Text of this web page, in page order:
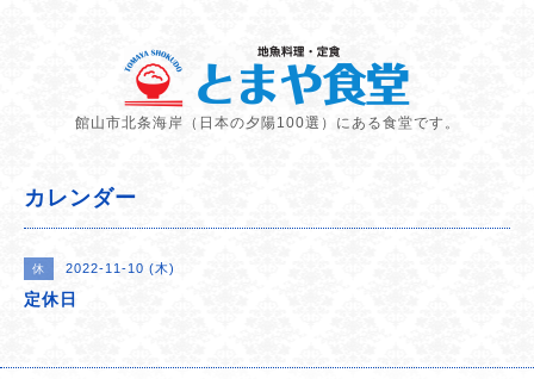
館山市北条海岸（日本の夕陽100選）にある食堂です。
カレンダー
休 2022-11-10 (木)
定休日